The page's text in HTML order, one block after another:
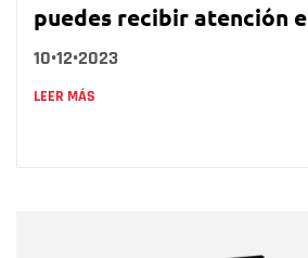
puedes recibir atención
10•12•2023
LEER MÁS